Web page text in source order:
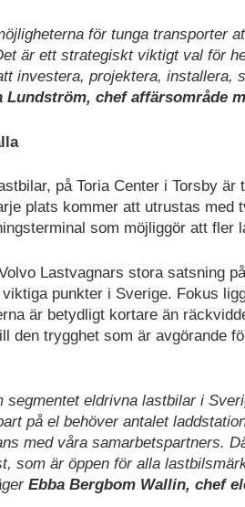
för tunga transporter
är ett strategiskt viktigt val för
investera, projektera, installera,
Lundström, chef affärsområde
på Toria Center i Torsby
plats kommer att utrustas
som möjliggör att fler
Lastvagnars stora satsning
punkter i Sverige. Fokus
är betydligt kortare än
den trygghet som är avgörande
segmentet eldrivna lastbilar i
på el behöver antalet
med våra samarbetspartners.
som är öppen för alla
Ebba Bergbom Wallin, chef